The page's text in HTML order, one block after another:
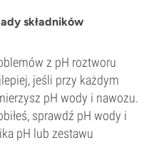
składników
z pH roztworu
jeśli przy każdym
pH wody i nawozu.
sprawdź pH wody i
pH lub zestawu